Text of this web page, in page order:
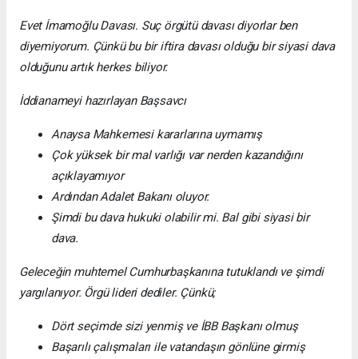
Evet İmamoğlu Davası. Suç örgütü davası diyorlar ben
diyemiyorum. Çünkü bu bir iftira davası olduğu bir siyasi dava
olduğunu artık herkes biliyor.
İddianameyi hazırlayan Başsavcı
Anaysa Mahkemesi kararlarına uymamış
Çok yüksek bir mal varlığı var nerden kazandığını
açıklayamıyor
Ardından Adalet Bakanı oluyor.
Şimdi bu dava hukuki olabilir mi. Bal gibi siyasi bir
dava.
Geleceğin muhtemel Cumhurbaşkanına tutuklandı ve şimdi
yargılanıyor. Örgü lideri dediler. Çünkü;
Dört seçimde sizi yenmiş ve İBB Başkanı olmuş
Başarılı çalışmaları ile vatandaşın gönlüne girmiş